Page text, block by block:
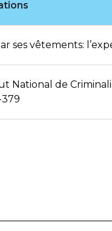
ses vêtements:
National de